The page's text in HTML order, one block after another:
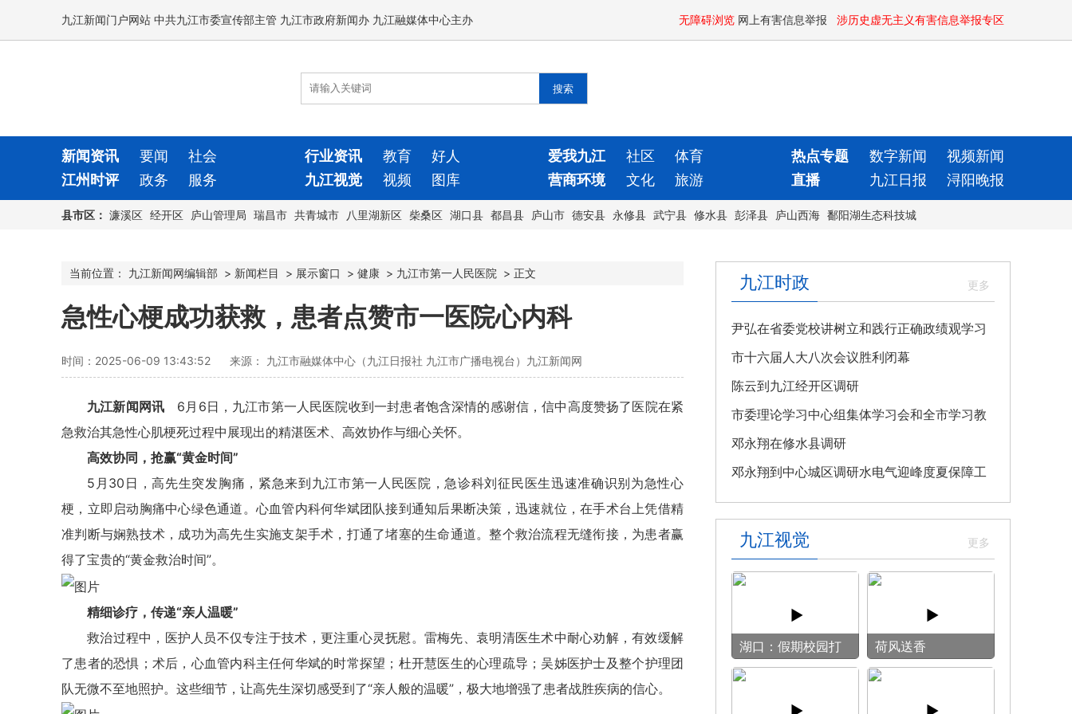
九江新闻门户网站 中共九江市委宣传部主管 九江市政府新闻办 九江融媒体中心主办 无障碍浏览 网上有害信息举报 涉历史虚无主义有害信息举报专区
新闻资讯 要闻 社会 行业资讯 教育 好人 爱我九江 社区 体育 热点专题 数字新闻
视频新闻
江州时评
政务 服务 九江视觉 视频 图库 营商环境 文化 旅游 直播 九江日报 浔阳晚报
县市区： 濂溪区 经开区 庐山管理局 瑞昌市 共青城市 八里湖新区 柴桑区 湖口县 都昌县 庐山市 德安县 永修县 武宁县 修水县 彭泽县 庐山西海 鄱阳湖生态科技城
当前位置： 九江新闻网编辑部 > 新闻栏目 > 展示窗口 > 健康 > 九江市第一人民医院 > 正文
急性心梗成功获救，患者点赞市一医院心内科
时间：2025-06-09 13:43:52 来源： 九江市融媒体中心（九江日报社 九江市广播电视台）九江新闻网
九江新闻网讯 6月6日，九江市第一人民医院收到一封患者饱含深情的感谢信，信中高度赞扬了医院在紧
急救治其急性心肌梗死过程中展现出的精湛医术、高效协作与细心关怀。
高效协同，抢赢“黄金时间”
5月30日，高先生突发胸痛，紧急来到九江市第一人民医院，急诊科刘征民医生迅速准确识别为急性心
梗，立即启动胸痛中心绿色通道。心血管内科何华斌团队接到通知后果断决策，迅速就位，在手术台上凭借精
准判断与娴熟技术，成功为高先生实施支架手术，打通了堵塞的生命通道。整个救治流程无缝衔接，为患者赢
得了宝贵的“黄金救治时间”。
精细诊疗，传递“亲人温暖”
救治过程中，医护人员不仅专注于技术，更注重心灵抚慰。雷梅先、 袁明清医生术中耐心劝解，有效缓解
了患者的恐惧；术后， 心血管内科主任何华斌的时常探望；杜开慧医生的心理疏导；吴姊医护士及整个护理团
队无微不至地照护。这些细节，让高先生深切感受到了“亲人般的温暖”，极大地增强了患者战胜疾病的信心。
九江时政
尹弘在省委党校讲树立和践行正确政绩观学习
教育专题党课
市十六届人大八次会议胜利闭幕
陈云到九江经开区调研
市委理论学习中心组集体学习会和全市学习教
育整改整治工作汇报会召开
邓永翔在修水县调研
邓永翔到中心城区调研水电气迎峰度夏保障工
作
九江视觉
湖口：假期校园打
开“方便门” 群众
荷风送香